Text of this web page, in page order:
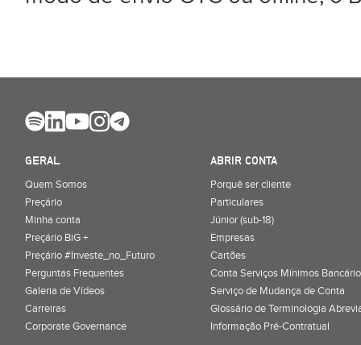
GERAL
Quem Somos
Preçário
Minha conta
Preçário BiG +
Preçário #Investe_no_Futuro
Perguntas Frequentes
Galeria de Vídeos
Carreiras
Corporate Governance
ABRIR CONTA
Porquê ser cliente
Particulares
Júnior (sub-18)
Empresas
Cartões
Conta Serviços Mínimos
Serviço de Mudança de Conta
Glossário de Terminologia
Informação Pré-Contratual